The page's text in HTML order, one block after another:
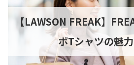
【LAWSON FREAK】
ボTシャツの魅